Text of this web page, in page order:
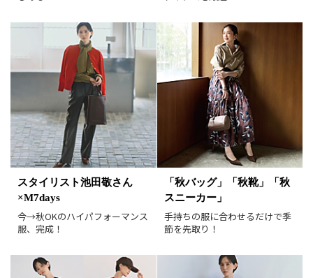
画像小 画像大
30件 90件
並び順 おすすめ順
人気順
新着順
価格が安い順
価格が高い順
値下げ実施日順
スタイリスト池田敬さん
×M7days
今→秋OKのハイパフォーマンス
服、完成！
「秋バッグ」「秋靴」「秋
スニーカー」
手持ちの服に合わせるだけで季
節を先取り！